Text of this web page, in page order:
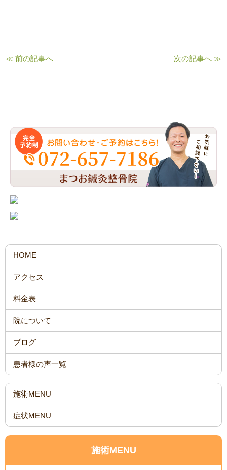
≪ 前の記事へ 次の記事へ ≫
HOME
アクセス
料金表
院について
ブログ
患者様の声一覧
施術MENU
症状MENU
施術MENU